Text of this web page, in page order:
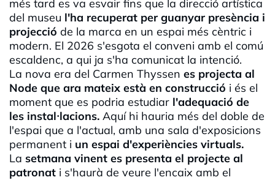
més tard es va esvair fins que la direcció artística
del museu l'ha recuperat per guanyar presència i
projecció de la marca en un espai més cèntric i
modern. El 2026 s'esgota el conveni amb el comú
escaldenc, a qui ja s'ha comunicat la intenció.
La nova era del Carmen Thyssen es projecta al
Node que ara mateix està en construcció i és el
moment que es podria estudiar l'adequació de
les instal·lacions. Aquí hi hauria més del doble de
l'espai que a l'actual, amb una sala d'exposicions
permanent i un espai d'experiències virtuals.
La setmana vinent es presenta el projecte al
patronat i s'haurà de veure l'encaix amb el